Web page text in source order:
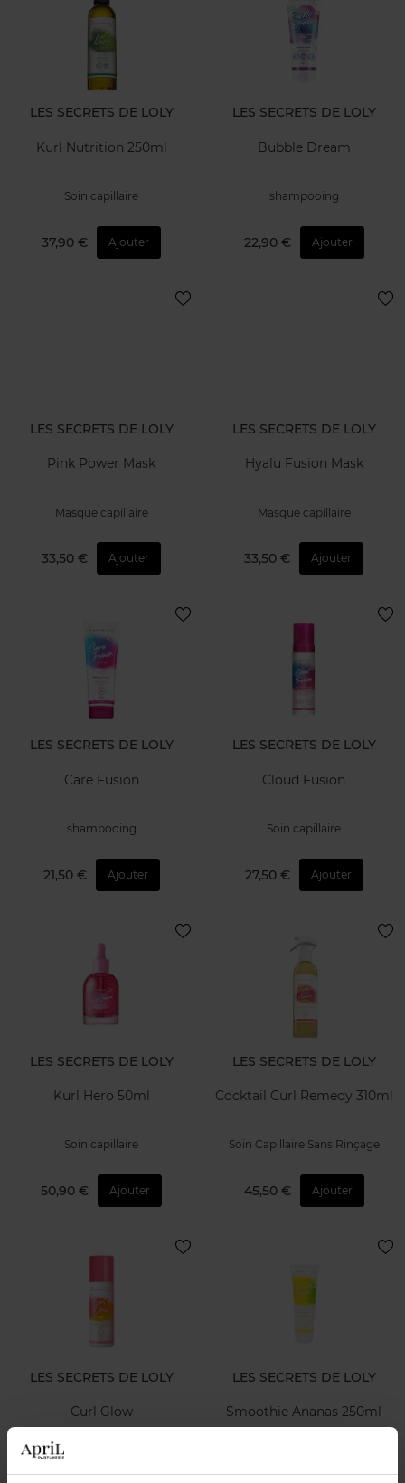
LES SECRETS DE LOLY
Kurl Nutrition 250ml
Soin capillaire
37,90 € Ajouter
LES SECRETS DE LOLY
Bubble Dream
shampooing
22,90 € Ajouter
LES SECRETS DE LOLY
Pink Power Mask
Masque capillaire
33,50 € Ajouter
LES SECRETS DE LOLY
Hyalu Fusion Mask
Masque capillaire
33,50 € Ajouter
LES SECRETS DE LOLY
Care Fusion
shampooing
21,50 € Ajouter
LES SECRETS DE LOLY
Cloud Fusion
Soin capillaire
27,50 € Ajouter
LES SECRETS DE LOLY
Kurl Hero 50ml
Soin capillaire
50,90 € Ajouter
LES SECRETS DE LOLY
Cocktail Curl Remedy 310ml
Soin Capillaire Sans Rinçage
45,50 € Ajouter
LES SECRETS DE LOLY
Curl Glow
LES SECRETS DE LOLY
Smoothie Ananas 250ml